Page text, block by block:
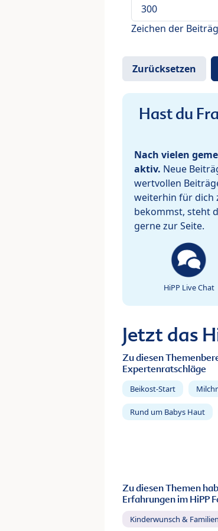
Zeichen der
Hast du
Nach vielen
aktiv. Neue
wertvollen
weiterhin für dich
bekommst, steht
gerne zur Seite.
HiPP Live Chat
Jetzt das
Zu diesen
Expertenratschläge
Beikost-Start
Rund um Babys Haut
Zu diesen Themen
Erfahrungen im HiPP
Kinderwunsch &